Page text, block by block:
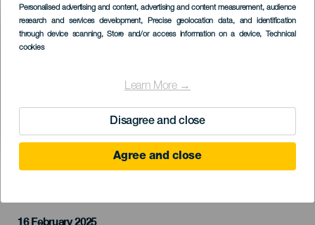
Personalised advertising and content, advertising and content measurement, audience
research and services development, Precise geolocation data, and identification
through device scanning, Store and/or access information on a device, Technical
cookies
Learn More →
Disagree and close
Agree and close
Imagen
Listado
16 February 2025